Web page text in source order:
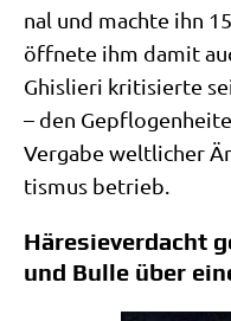
nal und mach­te ihn
öff­ne­te ihm damit
Ghis­lie­ri kri­ti­sier­te
– den
Ver­ga­be welt­li­cher
tis­mus betrieb.
Häresieverdacht
und Bulle über